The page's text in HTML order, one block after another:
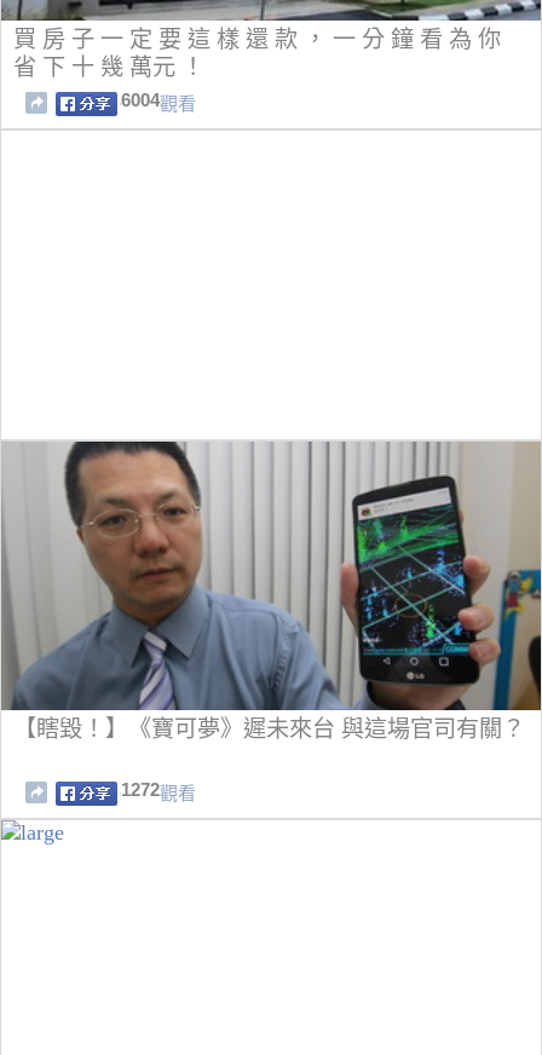
買 房 子 一 定 要 這 樣 還 款 ， 一 分 鐘 看 為 你
省 下 十 幾 萬元 ！
6004觀看
【瞎毀！】《寶可夢》遲未來台 與這場官司有關？
1272觀看